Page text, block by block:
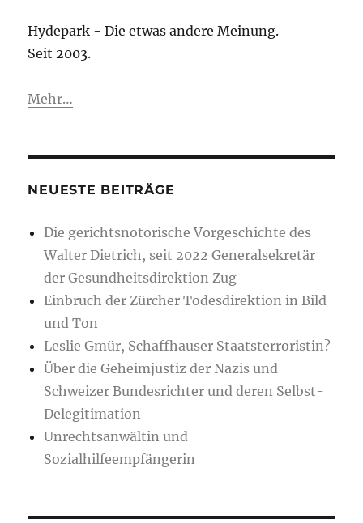
Hydepark - Die etwas andere Meinung.
Seit 2003.
Mehr…
NEUESTE BEITRÄGE
Die gerichtsnotorische Vorgeschichte des
Walter Dietrich, seit 2022 Generalsekretär
der Gesundheitsdirektion Zug
Einbruch der Zürcher Todesdirektion in Bild
und Ton
Leslie Gmür, Schaffhauser Staatsterroristin?
Über die Geheimjustiz der Nazis und
Schweizer Bundesrichter und deren Selbst-
Delegitimation
Unrechtsanwältin und
Sozialhilfeempfängerin